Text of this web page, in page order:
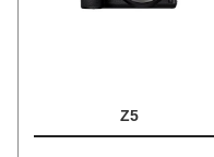
Z5